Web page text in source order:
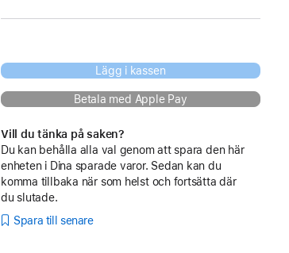
Lägg i kassen
Betala med Apple Pay
Vill du tänka på saken?
Du kan behålla alla val genom att spara den här
enheten i Dina sparade varor. Sedan kan du
komma tillbaka när som helst och fortsätta där
du slutade.
Spara till senare